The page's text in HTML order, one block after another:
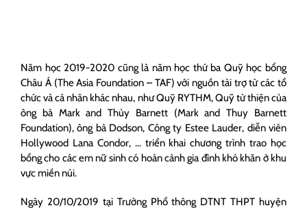
Năm học 2019-2020 cũng là năm học thứ ba Quỹ học bổng
Châu Á (The Asia Foundation – TAF) với nguồn tài trợ từ các tổ
chức và cá nhân khác nhau, như Quỹ RYTHM, Quỹ từ thiện của
ông bà Mark and Thủy Barnett (Mark and Thuy Barnett
Foundation), ông bà Dodson, Công ty Estee Lauder, diễn viên
Hollywood Lana Condor, … triển khai chương trình trao học
bổng cho các em nữ sinh có hoàn cảnh gia đình khó khăn ở khu
vực miền núi.
Ngày 20/10/2019 tại Trường Phổ thông DTNT THPT huyện